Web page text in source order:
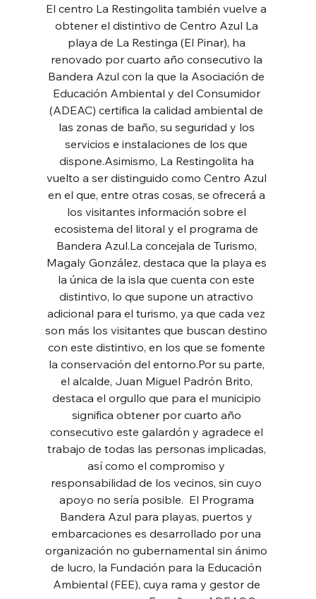
El centro La Restingolita también vuelve a
obtener el distintivo de Centro Azul La
playa de La Restinga (El Pinar), ha
renovado por cuarto año consecutivo la
Bandera Azul con la que la Asociación de
Educación Ambiental y del Consumidor
(ADEAC) certifica la calidad ambiental de
las zonas de baño, su seguridad y los
servicios e instalaciones de los que
dispone.Asimismo, La Restingolita ha
vuelto a ser distinguido como Centro Azul
en el que, entre otras cosas, se ofrecerá a
los visitantes información sobre el
ecosistema del litoral y el programa de
Bandera Azul.La concejala de Turismo,
Magaly González, destaca que la playa es
la única de la isla que cuenta con este
distintivo, lo que supone un atractivo
adicional para el turismo, ya que cada vez
son más los visitantes que buscan destino
con este distintivo, en los que se fomente
la conservación del entorno.Por su parte,
el alcalde, Juan Miguel Padrón Brito,
destaca el orgullo que para el municipio
significa obtener por cuarto año
consecutivo este galardón y agradece el
trabajo de todas las personas implicadas,
así como el compromiso y
responsabilidad de los vecinos, sin cuyo
apoyo no sería posible.  El Programa
Bandera Azul para playas, puertos y
embarcaciones es desarrollado por una
organización no gubernamental sin ánimo
de lucro, la Fundación para la Educación
Ambiental (FEE), cuya rama y gestor de